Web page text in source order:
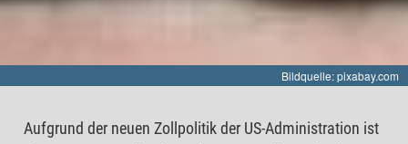
Bildquelle: pixabay.com
Aufgrund der neuen Zollpolitik der US-Administration ist